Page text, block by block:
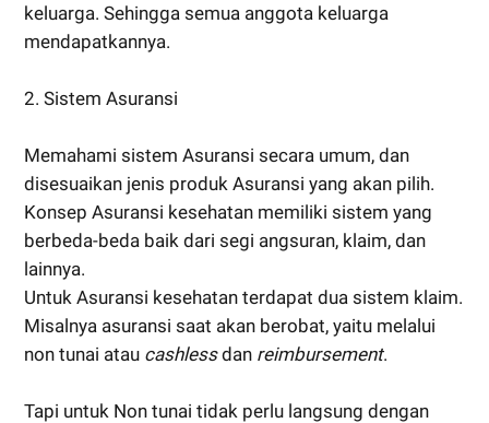
keluarga. Sehingga semua anggota keluarga
mendapatkannya.
2. Sistem Asuransi
Memahami sistem Asuransi secara umum, dan
disesuaikan jenis produk Asuransi yang akan pilih.
Konsep Asuransi kesehatan memiliki sistem yang
berbeda-beda baik dari segi angsuran, klaim, dan
lainnya.
Untuk Asuransi kesehatan terdapat dua sistem klaim.
Misalnya asuransi saat akan berobat, yaitu melalui
non tunai atau cashlessdan reimbursement.
Tapi untuk Non tunai tidak perlu langsung dengan